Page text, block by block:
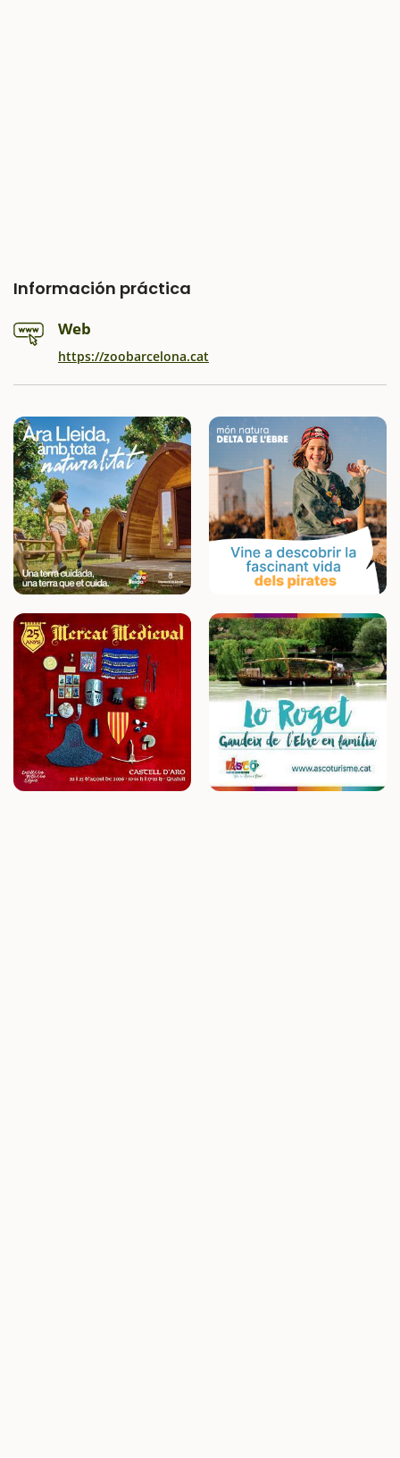
Información práctica
Web
https://zoobarcelona.cat